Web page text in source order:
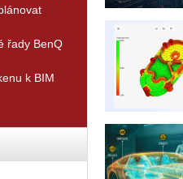
řady BenQ
k BIM